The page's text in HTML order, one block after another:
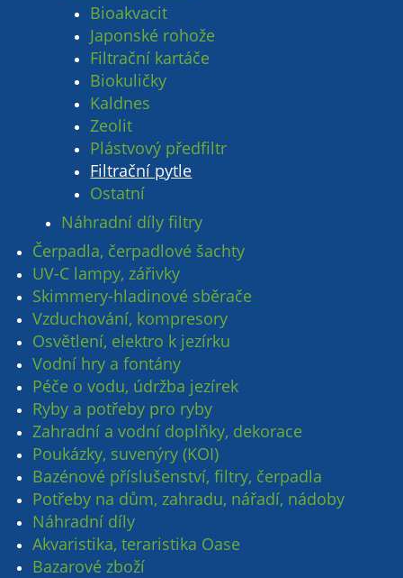
Bioakvacit
Japonské rohože
Filtrační kartáče
Biokuličky
Kaldnes
Zeolit
Plástvový předfiltr
Filtrační pytle
Ostatní
Náhradní díly filtry
Čerpadla, čerpadlové šachty
UV-C lampy, zářivky
Skimmery-hladinové sběrače
Vzduchování, kompresory
Osvětlení, elektro k jezírku
Vodní hry a fontány
Péče o vodu, údržba jezírek
Ryby a potřeby pro ryby
Zahradní a vodní doplňky, dekorace
Poukázky, suvenýry (KOI)
Bazénové příslušenství, filtry, čerpadla
Potřeby na dům, zahradu, nářadí, nádoby
Náhradní díly
Akvaristika, teraristika Oase
Bazarové zboží